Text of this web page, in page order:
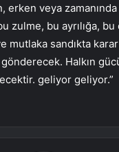
erken veya zamanında
zulme, bu ayrılığa,
mutlaka sandıkta
Halkın
geliyor geliyor.”